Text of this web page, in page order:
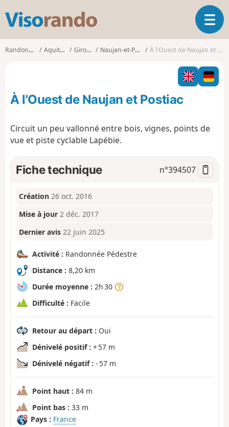
s
o
o
O
u
i
r
l
v
a
t
Randonnées Aquitaine Gironde Naujan-et-Postiac À l'Ouest de Naujan et Postiac
À l'Ouest de Naujan et Postiac
Circuit un peu vallonné entre bois, vignes, points de
vue et piste cyclable Lapébie.
Fiche technique n°394507
Création 26 oct. 2016
Mise à jour 2 déc. 2017
Dernier avis 22 juin 2025
Activité : Randonnée Pédestre
Distance : 8,20 km
Durée moyenne : 2h 30
Difficulté : Facile
Retour au départ : Oui
Dénivelé positif : + 57 m
Dénivelé négatif : - 57 m
Point haut : 84 m
Point bas : 33 m
Pays : France